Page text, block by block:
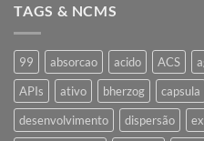
Fotográfico
TAGS & NCMS
99 absorcao acido ACS
APIs
ativo bherzog capsula
desenvolvimento
dispersão